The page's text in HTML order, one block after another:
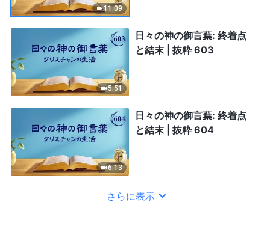
11:09
5:51
日々の神の御言葉: 終着点
と結末 | 抜粋 603
6:13
日々の神の御言葉: 終着点
と結末 | 抜粋 604
さらに表示